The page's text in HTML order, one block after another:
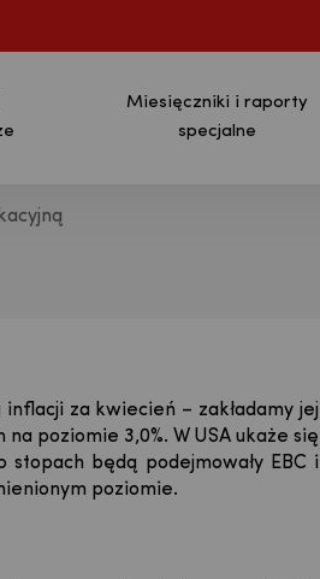
Miesięczniki i raporty
specjalne
S.A.
za kwiecień – zakładamy jej
poziomie 3,0%. W USA ukaże się
będą podejmowały EBC i
poziomie.